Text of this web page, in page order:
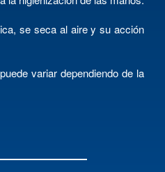
se seca al aire y su acción
variar dependiendo de la